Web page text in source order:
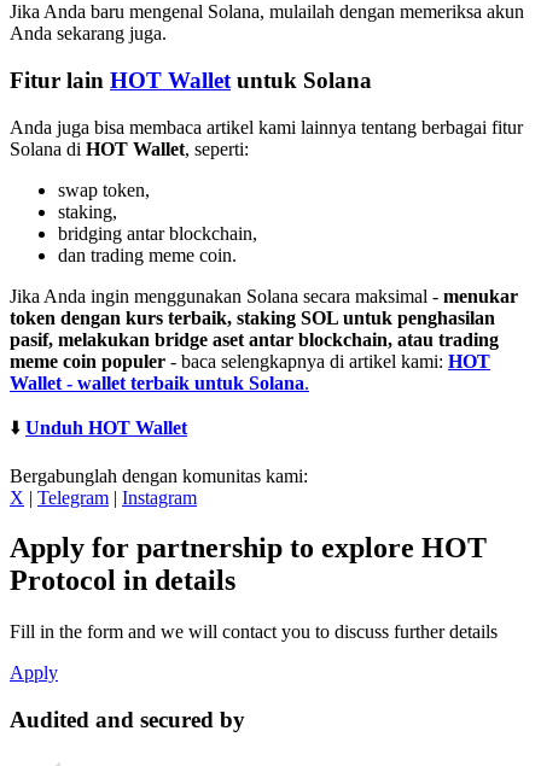
Jika Anda baru mengenal Solana, mulailah dengan memeriksa akun
Anda sekarang juga.
Fitur lain HOT Wallet untuk Solana
Anda juga bisa membaca artikel kami lainnya tentang berbagai fitur
Solana di HOT Wallet, seperti:
swap token,
staking,
bridging antar blockchain,
dan trading meme coin.
Jika Anda ingin menggunakan Solana secara maksimal - menukar
token dengan kurs terbaik, staking SOL untuk penghasilan
pasif, melakukan bridge aset antar blockchain, atau trading
meme coin populer - baca selengkapnya di artikel kami: HOT
Wallet - wallet terbaik untuk Solana.
⬇️ Unduh HOT Wallet
Bergabunglah dengan komunitas kami:
X | Telegram | Instagram
Apply for partnership to explore HOT
Protocol in details
Fill in the form and we will contact you to discuss further details
Apply
Audited and secured by